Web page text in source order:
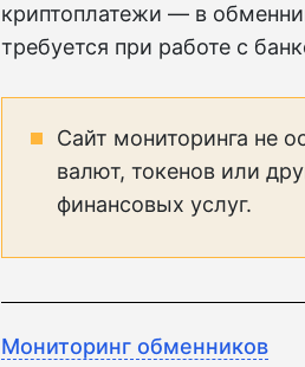
криптоплатежи — в
требуется при работе с
Сайт мониторинга не
валют, токенов или
финансовых услуг.
Мониторинг обменников